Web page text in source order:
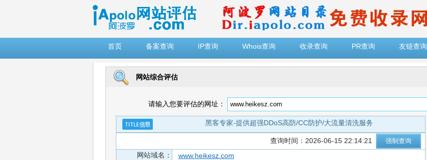
首页
备案查询 IP查询 Whois查询 收录查询 PR查询 友链查询
网站综合评估
请输入您要评估的网址：
黑客专家-提供超强DDoS高防/CC防护/大流量清洗服务
查询时间：2026-06-15 22:14:21
网站域名：
www.heikesz.com